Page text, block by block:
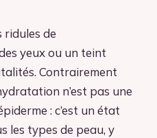
ridules de
yeux ou un teint
Contrairement
n’est pas une
: c’est un état
les types de peau, y